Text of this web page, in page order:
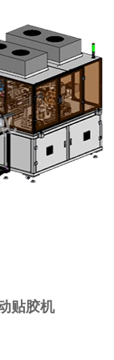
贴胶机